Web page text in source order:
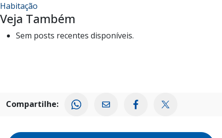
Habitação
Veja Também
Sem posts recentes disponíveis.
Compartilhe: